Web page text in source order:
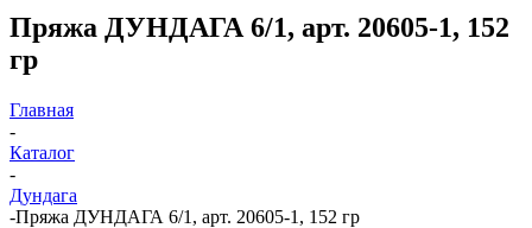
Пряжа ДУНДАГА 6/1, арт. 20605-1, 152
гр
Главная
-
Каталог
-
Дундага
-Пряжа ДУНДАГА 6/1, арт. 20605-1, 152 гр